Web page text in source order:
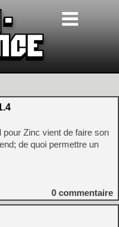
pour Zinc vient de faire son
de quoi permettre un
0 commentaire